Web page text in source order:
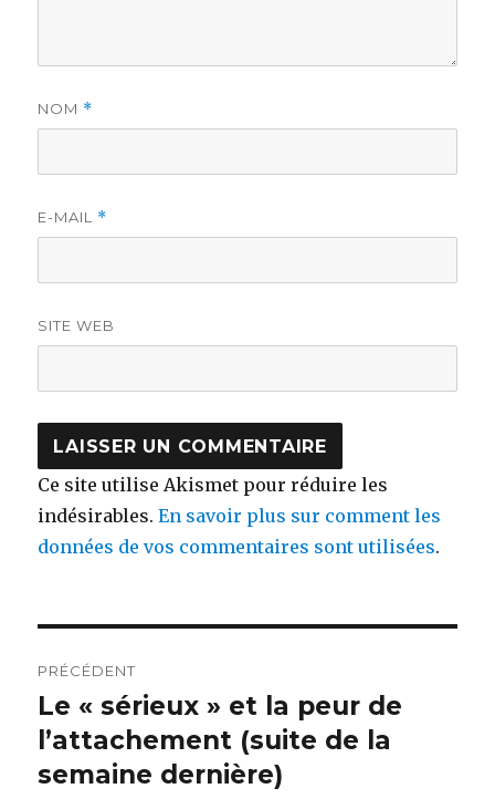
NOM *
E-MAIL *
SITE WEB
Ce site utilise Akismet pour réduire les
indésirables.En savoir plus sur comment les
données de vos commentaires sont utilisées.
de
l’article
PRÉCÉDENT
Article
précédent :
Le « sérieux » et la peur de
l’attachement (suite de la
semaine dernière)